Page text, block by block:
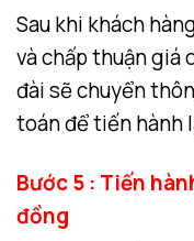
Sau khi khách
và chấp thuận giá
đài sẽ chuyển
toán để tiến hành
Bước 5 : Tiến
đồng